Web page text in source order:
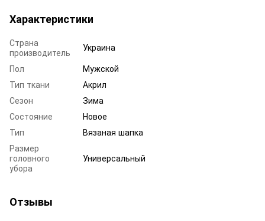
Характеристики
Страна
производитель
Украина
Пол
Мужской
Тип ткани
Акрил
Сезон
Зима
Состояние
Новое
Тип
Вязаная шапка
Размер
головного
убора
Универсальный
Отзывы